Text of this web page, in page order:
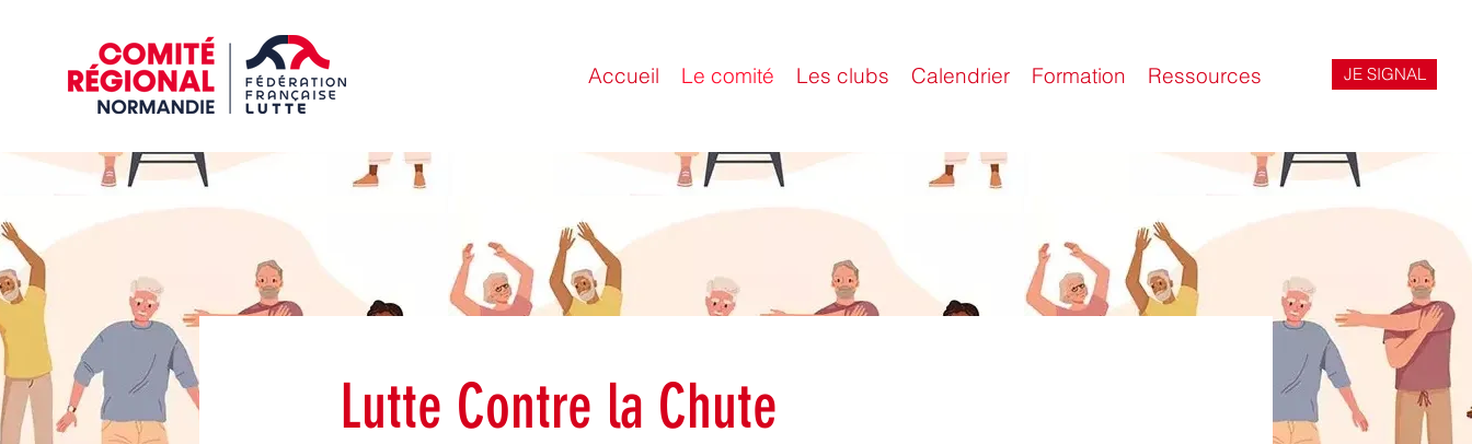
Accueil Le comité Les clubs Calendrier Formation Ressources JE SIGNAL
Lutte Contre la Chute